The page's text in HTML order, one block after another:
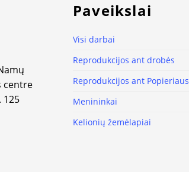
centre
125
Paveikslai
Visi darbai
Reprodukcijos ant drobės
Reprodukcijos ant Popieriaus
Menininkai
Kelionių žemėlapiai